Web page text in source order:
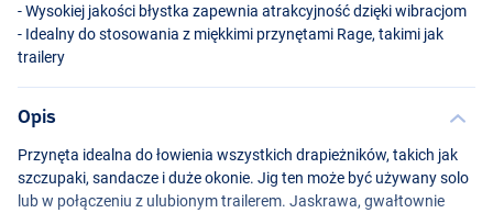
- Wysokiej jakości błystka zapewnia atrakcyjność dzięki wibracjom
- Idealny do stosowania z miękkimi przynętami Rage, takimi jak
trailery
Opis
Przynęta idealna do łowienia wszystkich drapieżników, takich jak
szczupaki, sandacze i duże okonie. Jig ten może być używany solo
lub w połączeniu z ulubionym trailerem. Jaskrawa, gwałtownie